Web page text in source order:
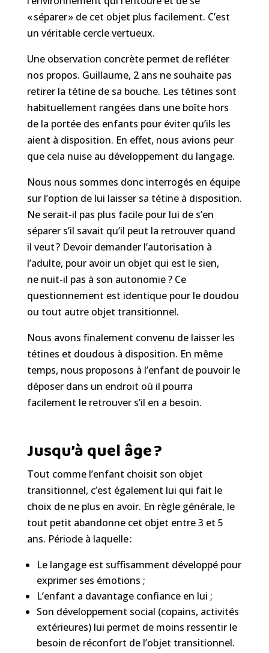
« séparer » de cet objet plus facilement. C’est
un véritable cercle vertueux.
Une observation concrète permet de refléter
nos propos. Guillaume, 2 ans ne souhaite pas
retirer la tétine de sa bouche. Les tétines sont
habituellement rangées dans une boîte hors
de la portée des enfants pour éviter qu’ils les
aient à disposition. En effet, nous avions peur
que cela nuise au développement du langage.
Nous nous sommes donc interrogés en équipe
sur l’option de lui laisser sa tétine à disposition.
Ne serait-il pas plus facile pour lui de s’en
séparer s’il savait qu’il peut la retrouver quand
il veut ? Devoir demander l’autorisation à
l’adulte, pour avoir un objet qui est le sien,
ne nuit-il pas à son autonomie ? Ce
questionnement est identique pour le doudou
ou tout autre objet transitionnel.
Nous avons finalement convenu de laisser les
tétines et doudous à disposition. En même
temps, nous proposons à l’enfant de pouvoir le
déposer dans un endroit où il pourra
facilement le retrouver s’il en a besoin.
Jusqu’à quel âge ?
Tout comme l’enfant choisit son objet
transitionnel, c’est également lui qui fait le
choix de ne plus en avoir. En règle générale, le
tout petit abandonne cet objet entre 3 et 5
ans. Période à laquelle:
Le langage est suffisamment développépour
exprimer ses émotions ;
L’enfant a davantage confiance en lui ;
Son développement social (copains, activités
extérieures) lui permet de moins ressentir le
besoin de réconfort de l’objet transitionnel.